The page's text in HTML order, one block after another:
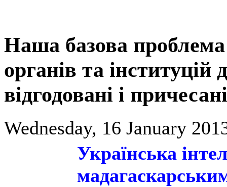
Наша базова
органів та
відгодовані і
Wednesday, 16 January
Українська